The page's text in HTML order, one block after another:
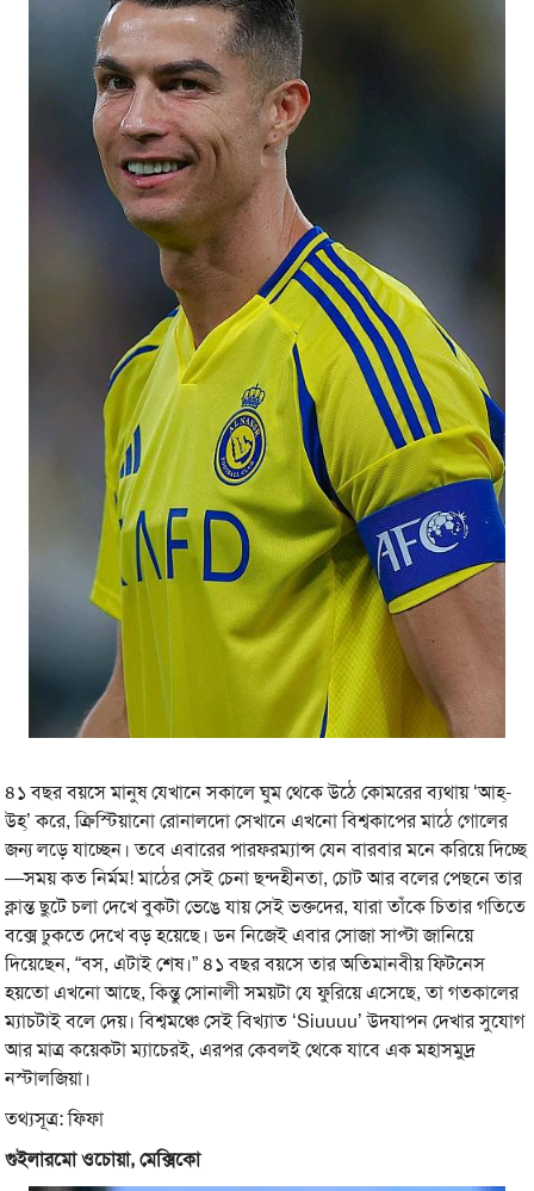
৪১ বছর বয়সে মানুষ যেখানে সকালে ঘুম থেকে উঠে কোমরের ব্যথায় ‘আহ্-
উহ্’ করে, ক্রিস্টিয়ানো রোনালদো সেখানে এখনো বিশ্বকাপের মাঠে গোলের
জন্য লড়ে যাচ্ছেন। তবে এবারের পারফরম্যান্স যেন বারবার মনে করিয়ে দিচ্ছে
—সময় কত নির্মম! মাঠের সেই চেনা ছন্দহীনতা, চোট আর বলের পেছনে তার
ক্লান্ত ছুটে চলা দেখে বুকটা ভেঙে যায় সেই ভক্তদের, যারা তাঁকে চিতার গতিতে
বক্সে ঢুকতে দেখে বড় হয়েছে। ডন নিজেই এবার সোজা সাপ্টা জানিয়ে
দিয়েছেন, “বস, এটাই শেষ।” ৪১ বছর বয়সে তার অতিমানবীয় ফিটনেস
হয়তো এখনো আছে, কিন্তু সোনালী সময়টা যে ফুরিয়ে এসেছে, তা গতকালের
ম্যাচটাই বলে দেয়। বিশ্বমঞ্চে সেই বিখ্যাত ‘Siuuuu’ উদযাপন দেখার সুযোগ
আর মাত্র কয়েকটা ম্যাচেরই, এরপর কেবলই থেকে যাবে এক মহাসমুদ্র
নস্টালজিয়া।
তথ্যসূত্র: ফিফা
গুইলারমো ওচোয়া, মেক্সিকো